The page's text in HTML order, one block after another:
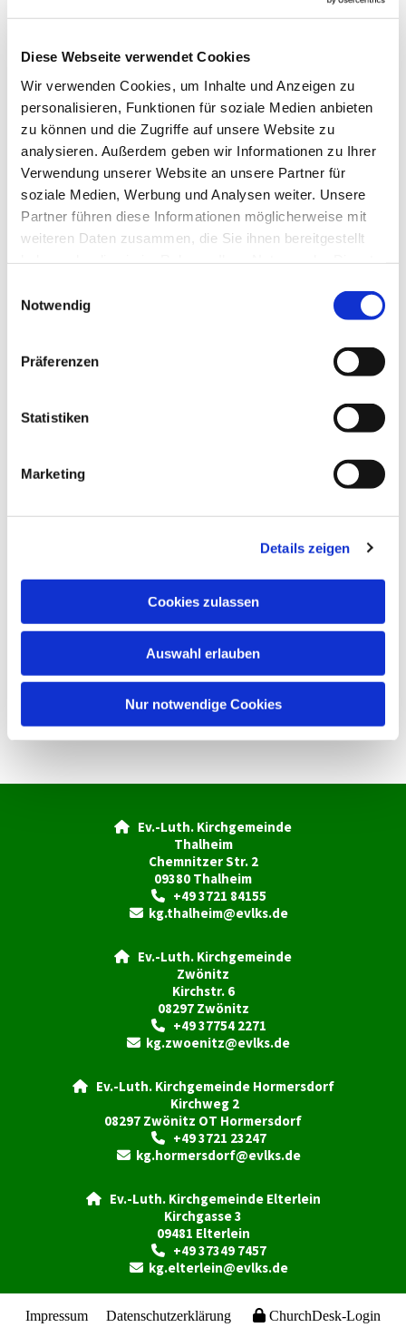
Diese Webseite verwendet Cookies
Wir verwenden Cookies, um Inhalte und Anzeigen zu
personalisieren, Funktionen für soziale Medien anbieten
zu können und die Zugriffe auf unsere Website zu
analysieren. Außerdem geben wir Informationen zu Ihrer
Verwendung unserer Website an unsere Partner für
soziale Medien, Werbung und Analysen weiter. Unsere
Partner führen diese Informationen möglicherweise mit
weiteren Daten zusammen, die Sie ihnen bereitgestellt
Notwendig
Präferenzen
Statistiken
Marketing
Details zeigen
Cookies zulassen
Auswahl erlauben
Nur notwendige Cookies
Dies könnte Sie auch interessieren

Ev.-Luth. Kirchgemeinde
Thalheim
Chemnitzer Str. 2
09380 Thalheim
+49 3721 84155
 kg.thalheim@evlks.de

Ev.-Luth. Kirchgemeinde
Zwönitz
Kirchstr. 6
08297 Zwönitz
+49 37754 2271
 kg.zwoenitz@evlks.de
Ev.-Luth. Kirchgemeinde Hormersdorf
Kirchweg 2
08297 Zwönitz OT Hormersdorf
+49 3721 23247
 kg.hormersdorf@evlks.de
Ev.-Luth. Kirchgemeinde Elterlein
Kirchgasse 3
09481 Elterlein
+49 37349 7457
 kg.elterlein@evlks.de
Impressum Datenschutzerklärung ChurchDesk-Login